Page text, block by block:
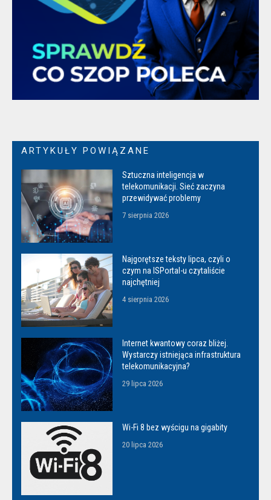
ARTYKUŁY POWIĄZANE
Sztuczna inteligencja w
telekomunikacji. Sieć zaczyna
przewidywać problemy
7 sierpnia 2026
Najgorętsze teksty lipca, czyli o
czym na ISPortal-u czytaliście
najchętniej
4 sierpnia 2026
Internet kwantowy coraz bliżej.
Wystarczy istniejąca infrastruktura
telekomunikacyjna?
29 lipca 2026
Wi-Fi 8 bez wyścigu na gigabity
20 lipca 2026